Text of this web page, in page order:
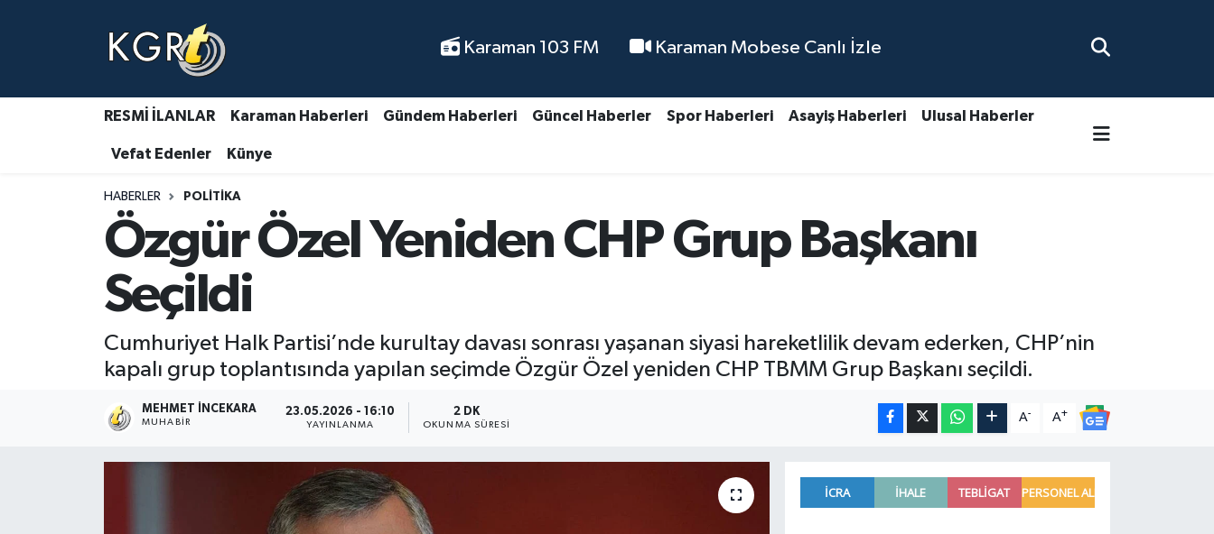
Karaman 103 FM Karaman Mobese Canlı İzle
RESMİ İLANLAR Karaman Haberleri Gündem Haberleri Güncel Haberler Spor Haberleri Asayiş Haberleri Ulusal Haberler
Vefat Edenler Künye
HABERLER POLITIKA
Özgür Özel Yeniden CHP Grup Başkanı
Seçildi
Cumhuriyet Halk Partisi’nde kurultay davası sonrası yaşanan siyasi hareketlilik devam ederken, CHP’nin
kapalı grup toplantısında yapılan seçimde Özgür Özel yeniden CHP TBMM Grup Başkanı seçildi.
MEHMET İNCEKARA
MUHABIR
23.05.2026 - 16:10
YAYINLANMA
2 DK
OKUNMA SÜRESI
A- A+
Karaman Haberleri
Gündem Haberleri
Güncel Haberler
Asayiş Haberleri
Ulusal Haberler
Vefat Edenler